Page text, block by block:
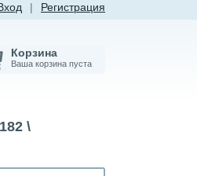
Регистрация
Корзина
Ваша корзина пуста
\